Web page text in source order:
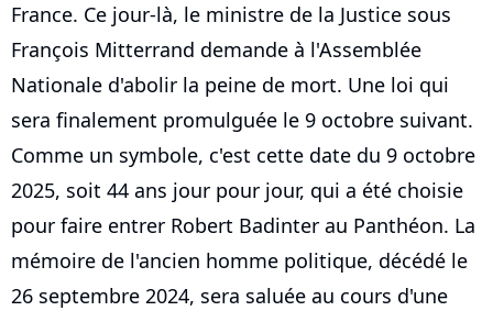
France. Ce jour-là, le ministre de la Justice sous
François Mitterrand demande à l'Assemblée
Nationale d'abolir la peine de mort. Une loi qui
sera finalement promulguée le 9 octobre suivant.
Comme un symbole, c'est cette date du 9 octobre
2025, soit 44 ans jour pour jour, qui a été choisie
pour faire entrer Robert Badinter au Panthéon. La
mémoire de l'ancien homme politique, décédé le
26 septembre 2024, sera saluée au cours d'une